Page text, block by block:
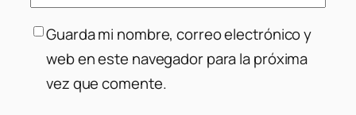
Guarda mi nombre, correo electrónico y
web en este navegador para la próxima
vez que comente.